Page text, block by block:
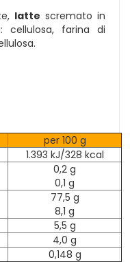
latte scremato in
cellulosa, farina di
per 100 g
1.393 kJ/328 kcal
0,2 g
0,1 g
77,5 g
8,1 g
5,5 g
4,0 g
0,148 g